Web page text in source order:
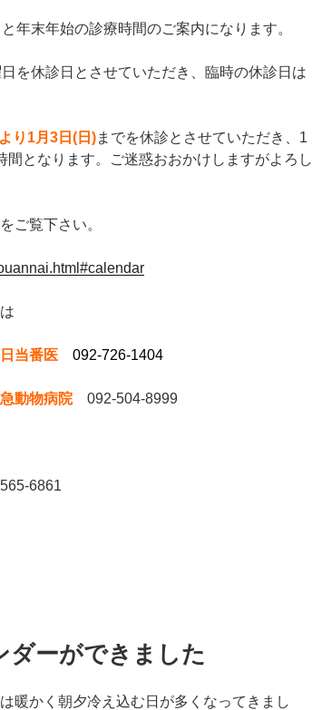
年末年始の診療時間のご案内になります。
を休診日とさせていただき、臨時の休診日は
り1月3日(日)までを休診とさせていただき、1
間となります。ご迷惑おおかけしますがよろし
ご覧下さい。
日当番医 092-726-1404
動物病院092-504-8999
6861
ダーができました
暖かく朝夕冷え込む日が多くなってきまし